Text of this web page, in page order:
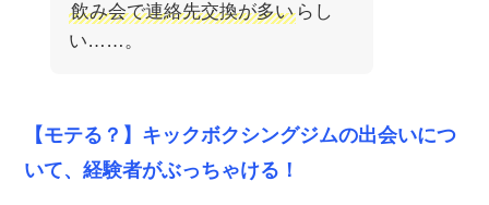
飲み会で連絡先交換が多い らし
い……。
【モテる？】キックボクシングジムの出会いにつ
いて、経験者がぶっちゃける！